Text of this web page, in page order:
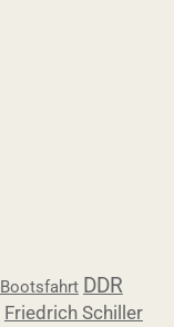
Bootsfahrt DDR
Friedrich Schiller